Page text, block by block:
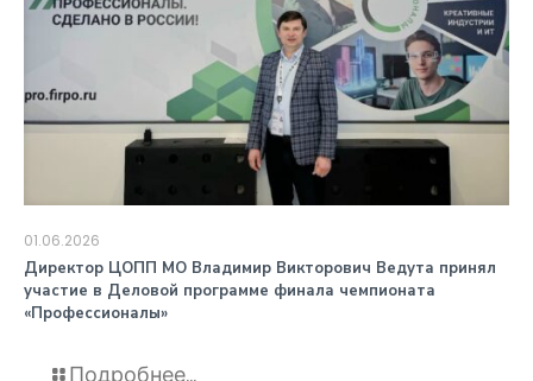
01.06.2026
️Директор ЦОПП МО Владимир Викторович Ведута принял
участие в Деловой программе финала чемпионата
«Профессионалы»
Подробнее...